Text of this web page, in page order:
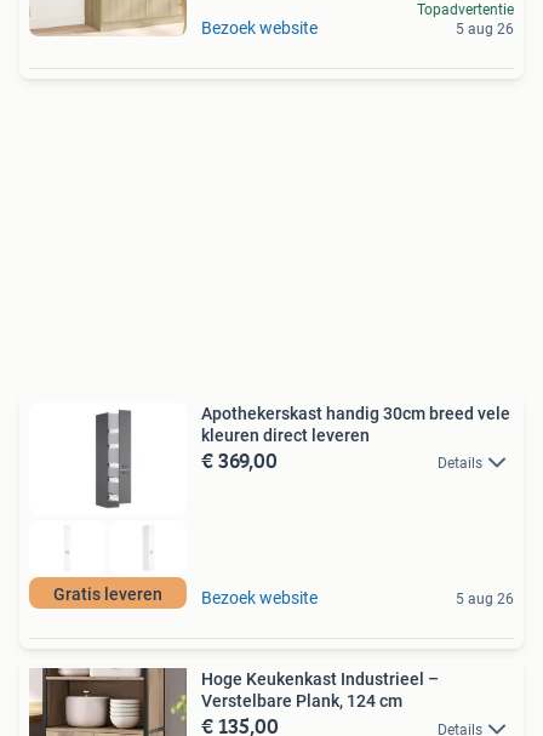
Bezoek website
Topadvertentie
5 aug 26
Gratis leveren
Apothekerskast handig 30cm breed vele
kleuren direct leveren
€ 369,00 Details
Bezoek website 5 aug 26
Hoge Keukenkast Industrieel –
Verstelbare Plank, 124 cm
€ 135,00 Details